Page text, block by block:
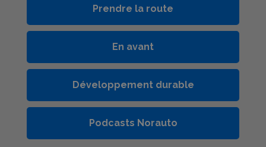
Prendre la route
En avant
Développement durable
Podcasts Norauto